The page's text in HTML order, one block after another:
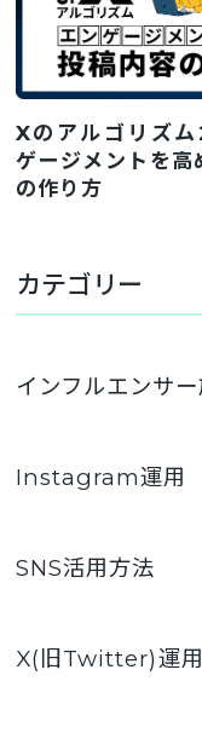
Xのアルゴリズ
ゲージメントを高
の作り方
カテゴリー
インフルエンサ
Instagram運用
SNS活用方法
X(旧Twitter)運用